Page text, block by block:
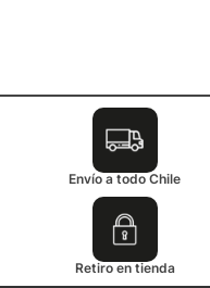
Envío a todo Chile
Retiro en tienda